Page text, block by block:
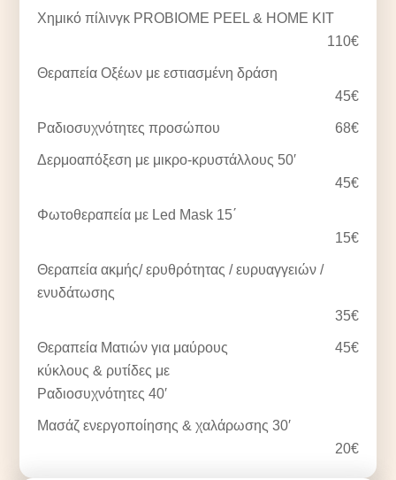
Χημικό πίλινγκ PROBIOME PEEL & HOME KIT
110€
Θεραπεία Οξέων με εστιασμένη δράση
45€
Ραδιοσυχνότητες προσώπου 68€
Δερμοαπόξεση με μικρο-κρυστάλλους 50′
45€
Φωτοθεραπεία με Led Mask 15΄
15€
Θεραπεία ακμής/ ερυθρότητας / ευρυαγγειών /
ενυδάτωσης
35€
Θεραπεία Ματιών για μαύρους
κύκλους & ρυτίδες με
Ραδιοσυχνότητες 40′
45€
Μασάζ ενεργοποίησης & χαλάρωσης 30′
20€